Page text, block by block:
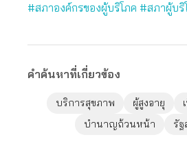
#สภาองค์กรของผู้บริโภค #สภาผู้บริ
คำค้นหาที่เกี่ยวข้อง
บริการสุขภาพ ผู้สูงอายุ
บำนาญถ้วนหน้า
รัฐ